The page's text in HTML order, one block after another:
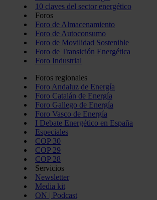
10 claves del sector energético
Foros
Foro de Almacenamiento
Foro de Autoconsumo
Foro de Movilidad Sostenible
Foro de Transición Energética
Foro Industrial
Foros regionales
Foro Andaluz de Energía
Foro Catalán de Energía
Foro Gallego de Energía
Foro Vasco de Energía
I Debate Energético en España
Especiales
COP 30
COP 29
COP 28
Servicios
Newsletter
Media kit
ON | Podcast